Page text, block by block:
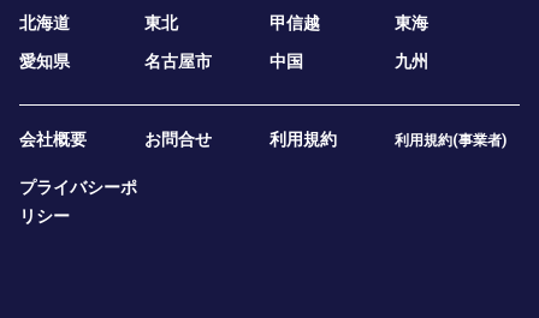
北海道
東北 甲信越
東海
愛知県
名古屋市 中国 九州
会社概要 お問合せ 利用規約 利用規約(事業者)
プライバシーポ
リシー